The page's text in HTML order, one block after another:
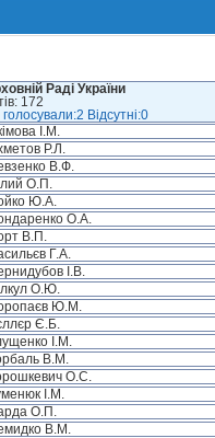
Раді України
172
Відсутні:0
І.М.
Р.Л.
В.Ф.
О.П.
Ю.А.
О.А.
В.П.
Г.А.
І.В.
О.Ю.
Ю.М.
Є.Б.
І.М.
В.М.
О.С.
І.М.
О.П.
В.М.